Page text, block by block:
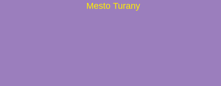
Mesto Turany